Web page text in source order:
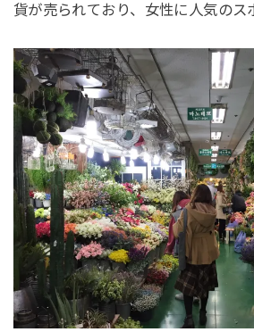
貨が売られており、女性に人気のス